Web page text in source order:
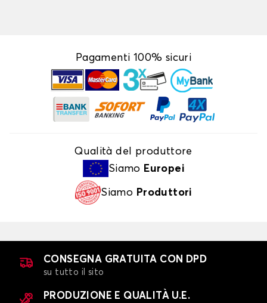
Pagamenti 100% sicuri
Qualità del produttore
Siamo Europei
Siamo Produttori
CONSEGNA GRATUITA CON DPD
su tutto il sito
PRODUZIONE E QUALITÀ U.E.